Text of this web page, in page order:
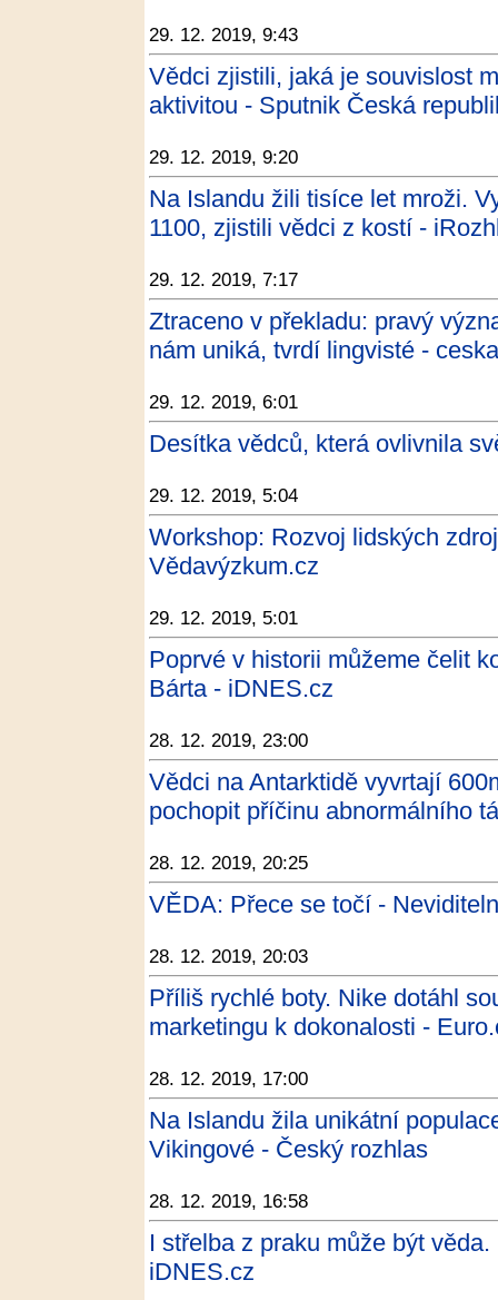
29. 12. 2019, 9:43
Vědci zjistili, jaká je souvislost
aktivitou - Sputnik Česká
29. 12. 2019, 9:20
Na Islandu žili tisíce let mroži.
1100, zjistili vědci z kostí -
29. 12. 2019, 7:17
Ztraceno v překladu: pravý
nám uniká, tvrdí lingvisté -
29. 12. 2019, 6:01
Desítka vědců, která ovlivnila
29. 12. 2019, 5:04
Workshop: Rozvoj lidských
Vědavýzkum.cz
29. 12. 2019, 5:01
Poprvé v historii můžeme čelit
Bárta - iDNES.cz
28. 12. 2019, 23:00
Vědci na Antarktidě vyvrtají
pochopit příčinu abnormálního
28. 12. 2019, 20:25
VĚDA: Přece se točí -
28. 12. 2019, 20:03
Příliš rychlé boty. Nike dotáhl
marketingu k dokonalosti -
28. 12. 2019, 17:00
Na Islandu žila unikátní
Vikingové - Český rozhlas
28. 12. 2019, 16:58
I střelba z praku může být
iDNES.cz